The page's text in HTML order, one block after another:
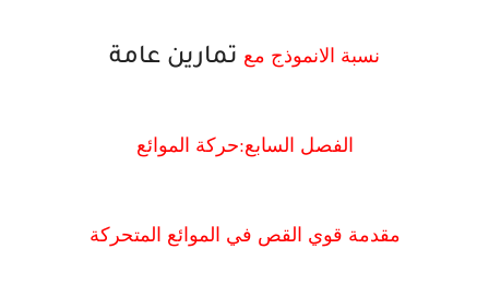
نسبة الانموذج مع تمارين عامة
الفصل السابع:حركة الموائع
مقدمة قوي القص في الموائع المتحركة